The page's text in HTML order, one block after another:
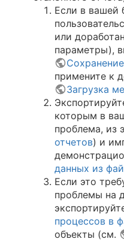
Если в вашей
или
параметры),
примените к
Загрузка
которым в
проблема, из
отчетов) и
данных из
Если это
проблемы на
процессов в
объекты (см.